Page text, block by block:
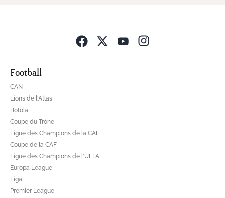
Football
CAN
Lions de l'Atlas
Botola
Coupe du Trône
Ligue des Champions de la CAF
Coupe de la CAF
Ligue des Champions de l'UEFA
Europa League
Liga
Premier League